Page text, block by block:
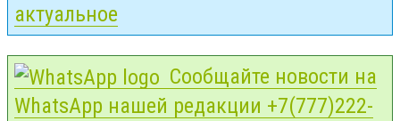
актуальное
Сообщайте новости на
WhatsApp нашей редакции +7(777)222-